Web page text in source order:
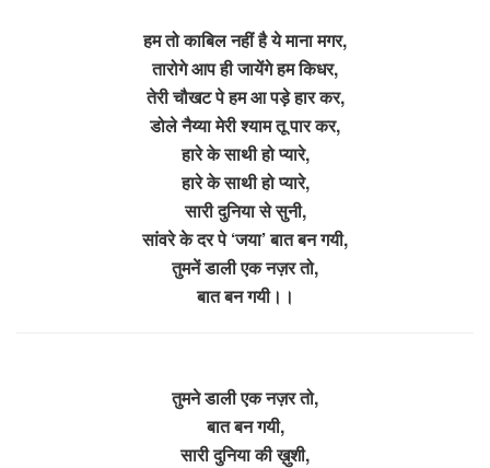
हम तो काबिल नहीं है ये माना मगर,
तारोगे आप ही जायेंगे हम किधर,
तेरी चौखट पे हम आ पड़े हार कर,
डोले नैय्या मेरी श्याम तू पार कर,
हारे के साथी हो प्यारे,
हारे के साथी हो प्यारे,
सारी दुनिया से सुनी,
सांवरे के दर पे ‘जया’ बात बन गयी,
तुमनें डाली एक नज़र तो,
बात बन गयी।।
तुमने डाली एक नज़र तो,
बात बन गयी,
सारी दुनिया की ख़ुशी,